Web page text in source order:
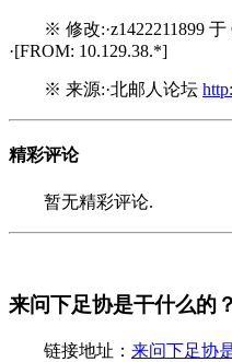
※ 修改:·z1422211899 于
·[FROM: 10.129.38.*]
※ 来源:·北邮人论坛
精彩评论
暂无精彩评论.
来问下足协是干什么的
链接地址： 来问下足协